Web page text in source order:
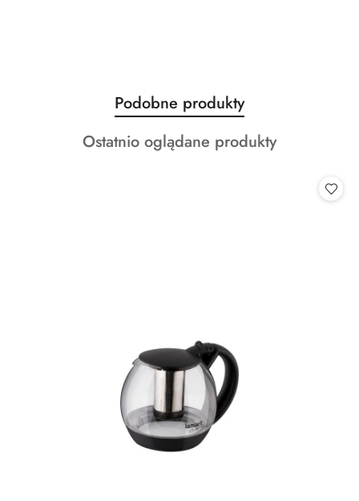
Pomiń karuzelę produktów
Produkty
o
statusie:
Podobne produkty
Produkty
Ostatnio oglądane produkty